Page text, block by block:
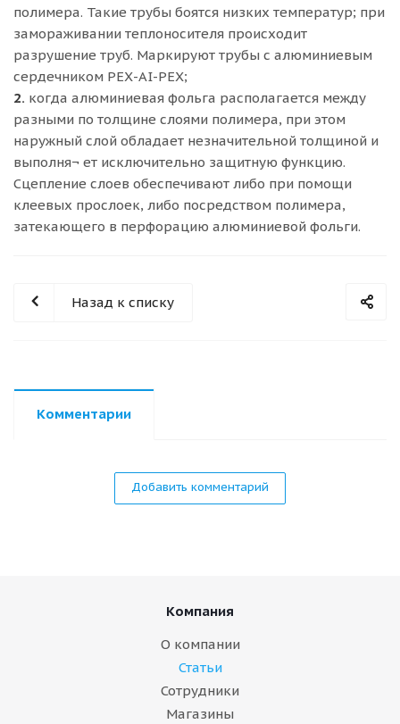
полимера. Такие трубы боятся низких температур; при
замораживании теплоносителя происходит
разрушение труб. Маркируют трубы с алюминиевым
сердечником РЕХ-АІ-РЕХ;
2. когда алюминиевая фольга располагается между
разными по толщине слоями полимера, при этом
наружный слой обладает незначительной толщиной и
выполня¬ ет исключительно защитную функцию.
Сцепление слоев обеспечивают либо при помощи
клеевых прослоек, либо посредством полимера,
затекающего в перфорацию алюминиевой фольги.
Назад к списку
Комментарии
Добавить комментарий
Компания
О компании
Статьи
Сотрудники
Магазины